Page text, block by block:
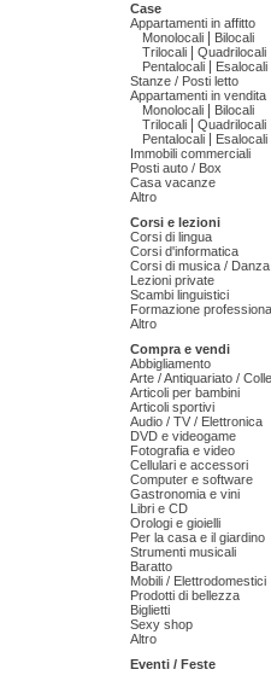
Case
Appartamenti in affitto
Monolocali
Bilocali
Trilocali
Quadrilocali
Pentalocali
Esalocali
Stanze / Posti letto
Appartamenti in vendita
Monolocali
Bilocali
Trilocali
Quadrilocali
Pentalocali
Esalocali
Immobili commerciali
Posti auto / Box
Casa vacanze
Altro
Corsi e lezioni
Corsi di lingua
Corsi d'informatica
Corsi di musica /
Lezioni private
Scambi linguistici
Formazione
Altro
Compra e vendi
Abbigliamento
Arte / Antiquariato /
Articoli per bambini
Articoli sportivi
Audio / TV / Elettronica
DVD e videogame
Fotografia e video
Cellulari e accessori
Computer e software
Gastronomia e vini
Libri e CD
Orologi e gioielli
Per la casa e il giardino
Strumenti musicali
Baratto
Mobili / Elettrodomestici
Prodotti di bellezza
Biglietti
Sexy shop
Altro
Eventi / Feste